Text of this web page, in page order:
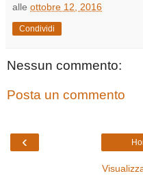
alle ottobre 12, 2016
Condividi
Nessun commento:
Posta un commento
‹